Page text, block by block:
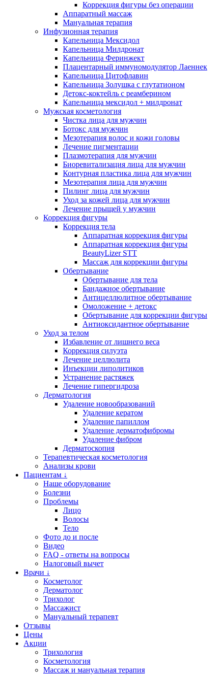
Коррекция фигуры без операции
Аппаратный массаж
Мануальная терапия
Инфузионная терапия
Капельница Мексидол
Капельница Милдронат
Капельница Феринжект
Плацентарный иммуномодулятор Лаеннек
Капельница Цитофлавин
Капельница Золушка с глутатионом
Детокс-коктейль с реамберином
Капельница мексидол + милдронат
Мужская косметология
Чистка лица для мужчин
Ботокс для мужчин
Мезотерапия волос и кожи головы
Лечение пигментации
Плазмотерапия для мужчин
Биоревитализация лица для мужчин
Контурная пластика лица для мужчин
Мезотерапия лица для мужчин
Пилинг лица для мужчин
Уход за кожей лица для мужчин
Лечение прыщей у мужчин
Коррекция фигуры
Коррекция тела
Аппаратная коррекция фигуры
Аппаратная коррекция фигуры
BeautyLizer STT
Массаж для коррекции фигуры
Обертывание
Обертывание для тела
Бандажное обертывание
Антицеллюлитное обертывание
Омоложение + детокс
Обертывание для коррекции фигуры
Антиоксидантное обертывание
Уход за телом
Избавление от лишнего веса
Коррекция силуэта
Лечение целлюлита
Инъекции липолитиков
Устранение растяжек
Лечение гипергидроза
Дерматология
Удаление новообразований
Удаление кератом
Удаление папиллом
Удаление дерматофибромы
Удаление фибром
Дерматоскопия
Терапевтическая косметология
Анализы крови
Пациентам ↓
Наше оборудование
Болезни
Проблемы
Лицо
Волосы
Тело
Фото до и после
Видео
FAQ - ответы на вопросы
Налоговый вычет
Врачи ↓
Косметолог
Дерматолог
Трихолог
Массажист
Мануальный терапевт
Отзывы
Цены
Акции
Трихология
Косметология
Массаж и мануальная терапия